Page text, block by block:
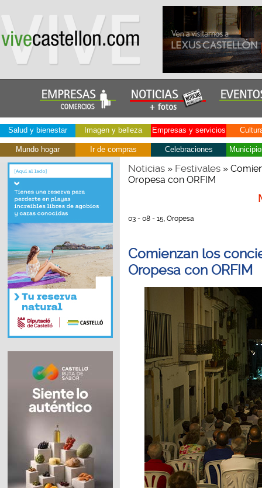
Salud y bienestar Imagen y belleza Empresas y servicios
Mundo hogar Ir de compras Celebraciones
Noticias» Festivales»
Oropesa con ORFIM
03 - 08 - 15, Oropesa
Comienzan los
Oropesa con ORFIM